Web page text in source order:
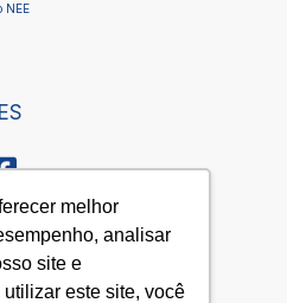
melhor
analisar
site e
este site, você
NEE